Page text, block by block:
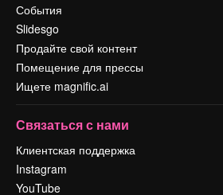
События
Slidesgo
Продайте свой контент
Помещение для прессы
Ищете magnific.ai
Связаться с нами
Клиентская поддержка
Instagram
YouTube